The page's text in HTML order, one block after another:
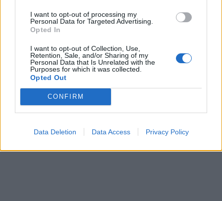
I want to opt-out of processing my
Personal Data for Targeted Advertising.
Opted In
I want to opt-out of Collection, Use,
Retention, Sale, and/or Sharing of my
Personal Data that Is Unrelated with the
Purposes for which it was collected.
Opted Out
CONFIRM
Data Deletion Data Access Privacy Policy
Το καινούριο περιστατικό με το ζευγάρι των
τζαμπατζήδων, είναι το 5
μας καταγγέλλεται εκτός Λαμίας.